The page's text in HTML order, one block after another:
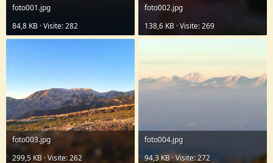
foto001.jpg
84,8 KB · Visite: 282
foto002.jpg
138,6 KB · Visite: 269
foto003.jpg
299,5 KB · Visite: 262
foto004.jpg
94,3 KB · Visite: 272